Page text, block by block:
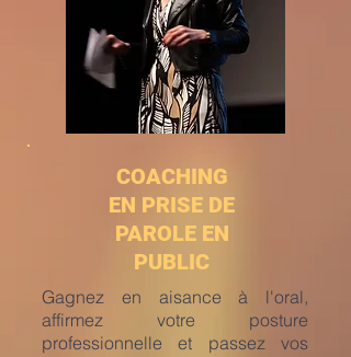
COACHING
EN PRISE DE
PAROLE EN
PUBLIC
Gagnez en aisance à l'oral,
affirmez votre posture
professionnelle et passez vos